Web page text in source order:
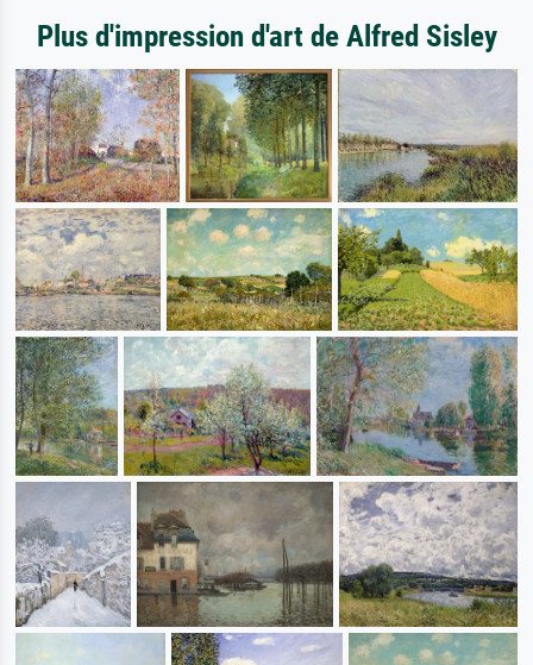
Plus d'impression d'art de Alfred Sisley